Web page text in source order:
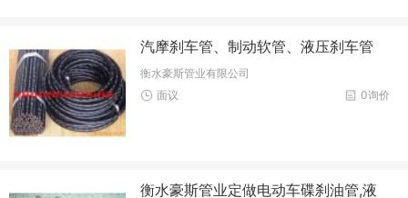
汽摩刹车管、制动软管、液压刹车管
衡水豪斯管业有限公司
0询价
面议
衡水豪斯管业定做电动车碟刹油管,液